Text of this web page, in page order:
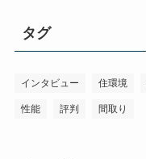
タグ
インタビュー 住環境
性能 評判 間取り